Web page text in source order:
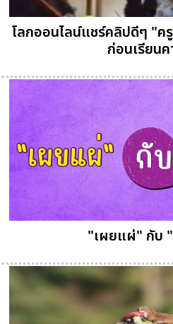
โลกออนไลน์แชร์คลิปดีๆ "ค
ก่อนเรียน
"เผยแผ่" กับ